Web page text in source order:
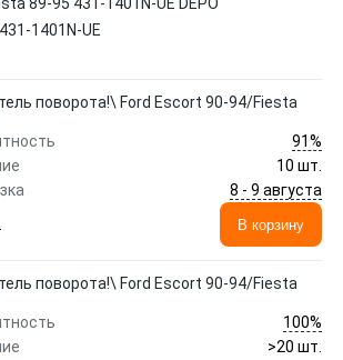
431-1401N-UE
поворота!\ Ford Escort 90-94/Fiesta
91%
10 шт.
8 - 9 августа
В корзину
поворота!\ Ford Escort 90-94/Fiesta
100%
>20 шт.